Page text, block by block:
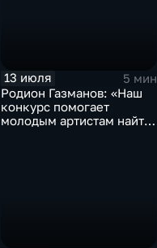
13 июля
5 мин
Родион Газманов: «Наш
конкурс помогает
молодым артистам найти